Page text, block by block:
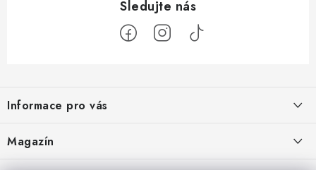
p
a
t
Informace pro vás
Doprava a platba
Velkoobchod
Magazín